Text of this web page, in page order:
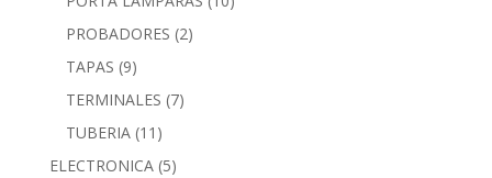
PROBADORES (2)
TAPAS (9)
TERMINALES (7)
TUBERIA (11)
ELECTRONICA (5)